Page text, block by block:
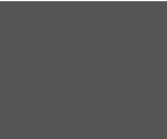
」iOS向け最新版をリリース。
0.423.1」iOS向け最新版をリリー